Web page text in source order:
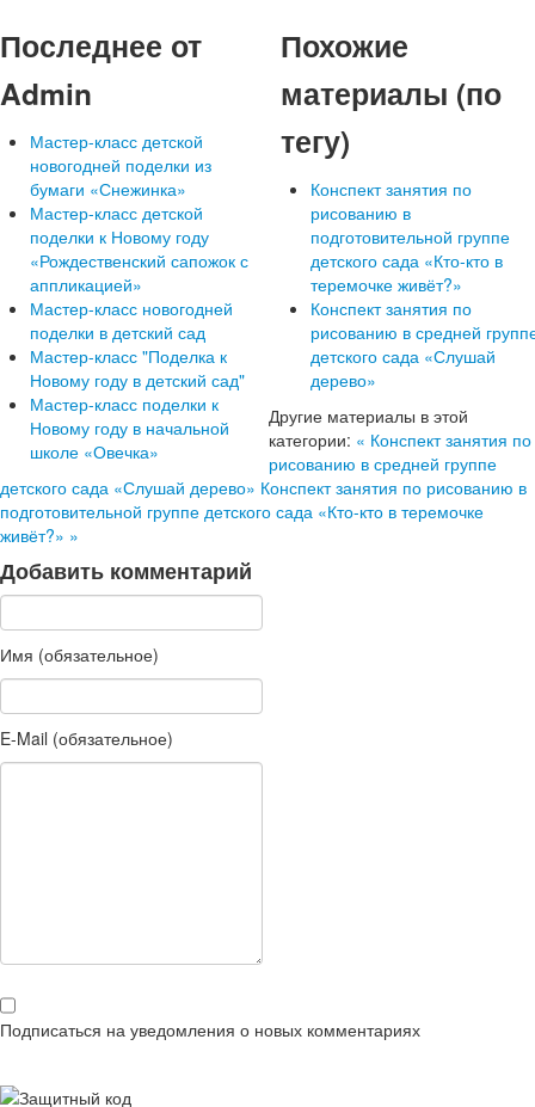
Последнее от
Admin
Мастер-класс детской
новогодней поделки из
бумаги «Снежинка»
Мастер-класс детской
поделки к Новому году
«Рождественский сапожок с
аппликацией»
Мастер-класс новогодней
поделки в детский сад
Мастер-класс "Поделка к
Новому году в детский сад"
Мастер-класс поделки к
Новому году в начальной
школе «Овечка»
Похожие
материалы (по
тегу)
Конспект занятия по
рисованию в
подготовительной группе
детского сада «Кто-кто в
теремочке живёт?»
Конспект занятия по
рисованию в средней
детского сада «Слушай
дерево»
Другие материалы в этой
категории: « Конспект занятия по
рисованию в средней группе
детского сада «Слушай дерево» Конспект занятия по рисованию в
подготовительной группе детского сада «Кто-кто в теремочке
живёт?» »
Добавить комментарий
Имя (обязательное)
E-Mail (обязательное)
Подписаться на уведомления о новых комментариях